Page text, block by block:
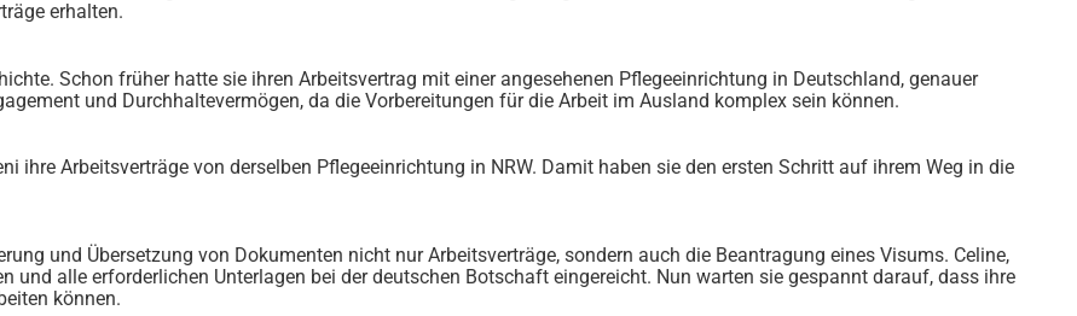
erhalten.
Schon früher hatte sie ihren Arbeitsvertrag mit einer angesehenen Pflegeeinrichtung in Deutschland, genauer
und Durchhaltevermögen, da die Vorbereitungen für die Arbeit im Ausland komplex sein können.
ihre Arbeitsverträge von derselben Pflegeeinrichtung in NRW. Damit haben sie den ersten Schritt auf ihrem Weg in die
und Übersetzung von Dokumenten nicht nur Arbeitsverträge, sondern auch die Beantragung eines Visums. Celine,
und alle erforderlichen Unterlagen bei der deutschen Botschaft eingereicht. Nun warten sie gespannt darauf, dass ihre
können.